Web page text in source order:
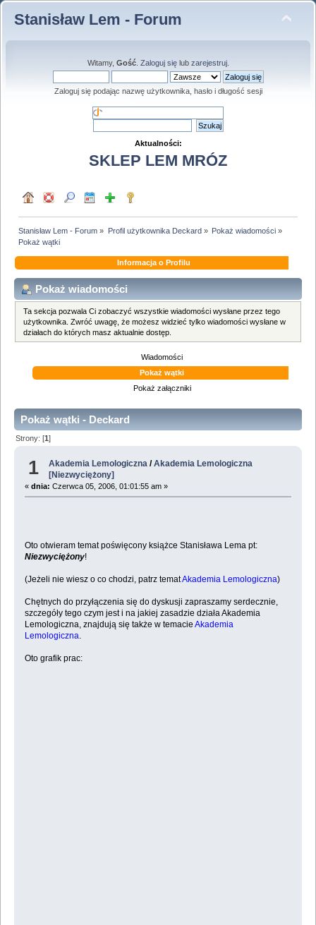
Stanisław Lem - Forum
Witamy, Gość. Zaloguj sięlub zarejestruj.
Zaloguj się podając nazwę użytkownika, hasło i długość sesji
Aktualności:
SKLEP LEM MRÓZ
Stanisław Lem - Forum » Profil użytkownika Deckard» Pokaż wiadomości»
Pokaż wątki
Informacja o Profilu
Pokaż wiadomości
Ta sekcja pozwala Ci zobaczyć wszystkie wiadomości wysłane przez tego
użytkownika. Zwróć uwagę, że możesz widzieć tylko wiadomości wysłane w
działach do których masz aktualnie dostęp.
Wiadomości
Pokaż wątki
Pokaż załączniki
Pokaż wątki - Deckard
Strony: [1]
1 Akademia Lemologiczna /Akademia Lemologiczna
[Niezwyciężony]
« dnia: Czerwca 05, 2006, 01:01:55 am »
Oto otwieram temat poświęcony książce Stanisława Lema pt:
Niezwyciężony!
(Jeżeli nie wiesz o co chodzi, patrz tematAkademia Lemologiczna)
Chętnych do przyłączenia się do dyskusji zapraszamy serdecznie,
szczegóły tego czym jest i na jakiej zasadzie działa Akademia
Lemologiczna, znajdują się także w temacie Akademia
Lemologiczna.
Oto grafik prac: